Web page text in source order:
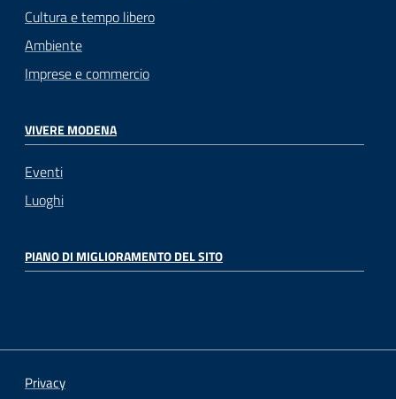
Cultura e tempo libero
Ambiente
Imprese e commercio
VIVERE MODENA
Eventi
Luoghi
PIANO DI MIGLIORAMENTO DEL SITO
Privacy